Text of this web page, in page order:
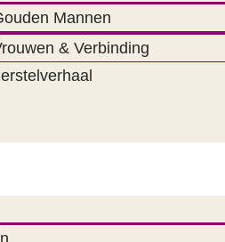
Mannen
& Verbinding